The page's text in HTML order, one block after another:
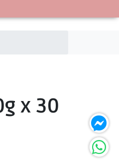
x 30